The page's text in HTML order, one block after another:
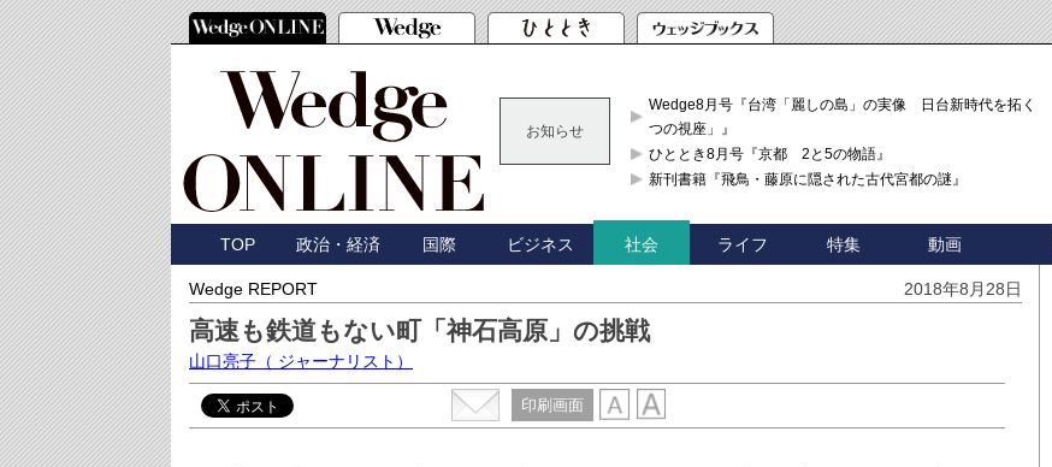
お知らせ
Wedge8月号『台湾「麗しの島」の実像 日台新時代を拓く「3
つの視座」』
ひととき8月号『京都 2と5の物語』
新刊書籍『飛鳥・藤原に隠された古代宮都の謎』
TOP 政治・経済 国際 ビジネス 社会 ライフ 特集 動画
Wedge REPORT 2018年8月28日
高速も鉄道もない町「神石高原」の挑戦
山口亮子 （ ジャーナリスト）
印刷画面